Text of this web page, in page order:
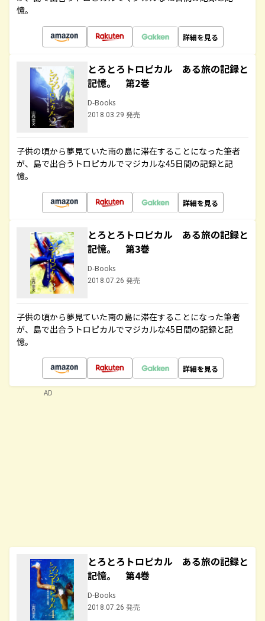
憶。
詳細を見る
とろとろトロピカル ある旅の記録と
記憶。 第2巻
D-Books
2018.03.29 発売
子供の頃から夢見ていた南の島に滞在することになった筆者
が、島で出合うトロピカルでマジカルな45日間の記録と記
憶。
詳細を見る
とろとろトロピカル ある旅の記録と
記憶。 第3巻
D-Books
2018.07.26 発売
子供の頃から夢見ていた南の島に滞在することになった筆者
が、島で出合うトロピカルでマジカルな45日間の記録と記
憶。
詳細を見る
とろとろトロピカル ある旅の記録と
記憶。 第4巻
D-Books
2018.07.26 発売
AD